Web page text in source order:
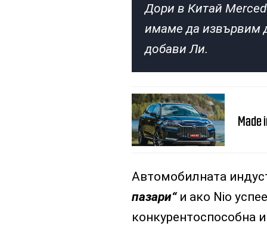
Дори в Китай
имаме да извървим
добави Ли.
Made
Автомобилната
пазари“ и ако Nio
конкурентоспособна